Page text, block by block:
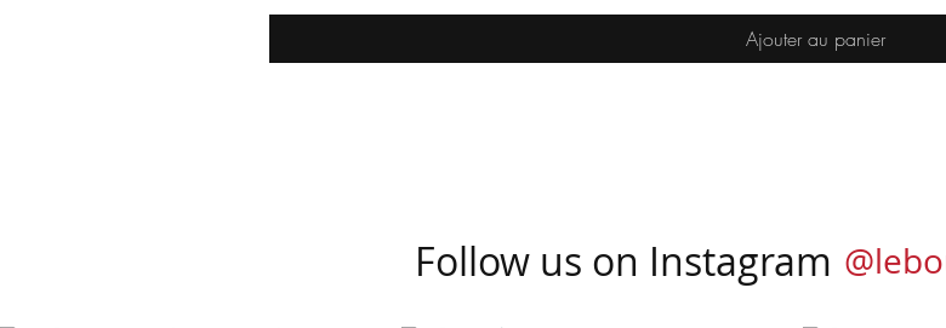
Ajouter au panier
Follow us on Instagram